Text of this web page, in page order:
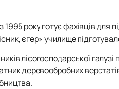
1995 року готує фахівців
єгер» училище
лісогосподарської
деревообробних